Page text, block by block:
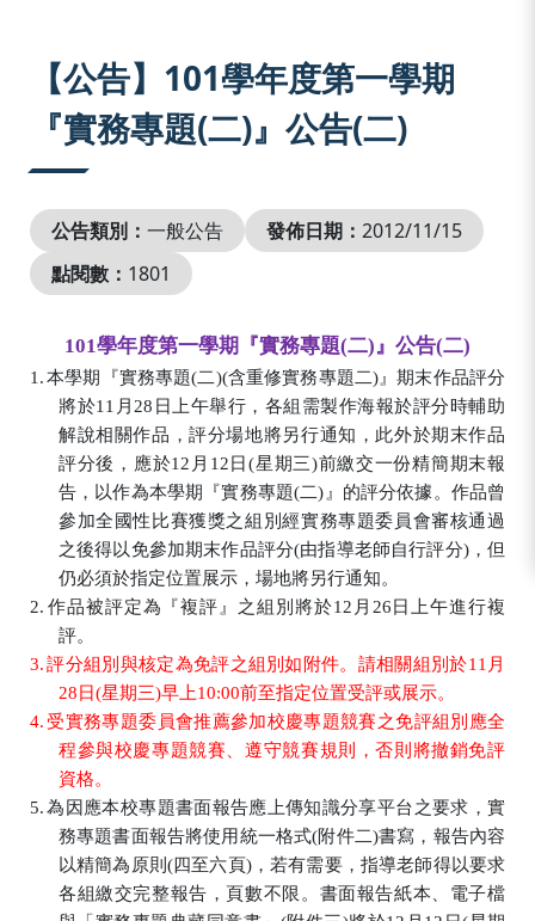
【公告】101學年度第一學期
『實務專題(二)』公告(二)
公告類別： 一般公告 發佈日期： 2012/11/15
點閱數： 1801
101學年度第一學期『實務專題(二)』公告(二)
1.本學期『實務專題(二)(含重修實務專題二)』期末作品評分
將於11 月 28 日上午舉行，各組需製作海報於評分時輔助
解說相關作品，評分場地將另行通知，此外於期末作品
評分後，應於12 月 12 日(星期三)前繳交一份精簡期末報
告，以作為本學期『實務專題(二) 』的評分依據。作品曾
參加全國性比賽獲獎之組別經實務專題委員會審核通過
之後得以免參加期末作品評分(由指導老師自行評分)，但
仍必須於指定位置展示，場地將另行通知。
2. 作品被評定為『複評』之組別將於12 月 26 日上午進行複
評。
3. 評分組別與核定為免評之組別如附件。請相關組別於11 月
28 日(星期三)早上10:00前至指定位置受評或展示。
4. 受實務專題委員會推薦參加校慶專題競賽之免評組別應全
程參與校慶專題競賽、遵守競賽規則，否則將撤銷免評
資格。
5. 為因應本校專題書面報告應上傳知識分享平台之要求，實
務專題書面報告將使用統一格式(附件二)書寫，報告內容
以精簡為原則 (四至六頁)，若有需要，指導老師得以要求
各組繳交完整報告，頁數不限。書面報告紙本、電子檔